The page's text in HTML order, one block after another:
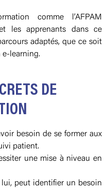
comme l’AFPAM
les apprenants dans ce
adaptés, que ce soit
e-learning.
DE
besoin de se former aux
patient.
une mise à niveau en
lui, peut identifier un besoin